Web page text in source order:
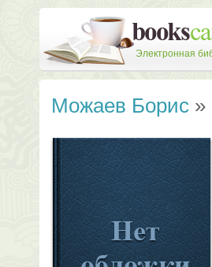
Электронная
Можаев Борис »